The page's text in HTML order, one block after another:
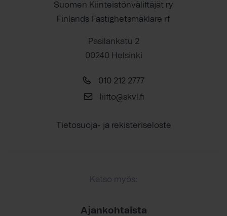
Suomen Kiinteistönvälittäjät ry
Finlands Fastighetsmäklare rf
Pasilankatu 2
00240 Helsinki
010 212 2777
liitto@skvl.fi
Tietosuoja- ja rekisteriseloste
Katso myös:
Ajankohtaista